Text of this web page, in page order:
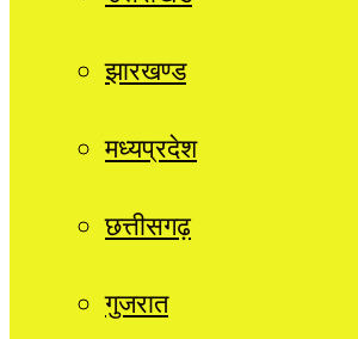
झारखण्ड
मध्यप्रदेश
छत्तीसगढ़
गुजरात